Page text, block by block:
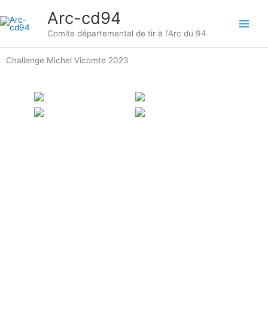
au
contenu
Arc-cd94
Comite départemental de tir à l'Arc du 94
Challenge Michel Vicomte 2023